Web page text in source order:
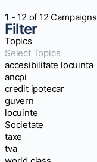
1 - 12 of 12 Campaigns
Filter
Topics
Select Topics
accesibilitate locuinta
ancpi
credit ipotecar
guvern
locuinte
Societate
taxe
tva